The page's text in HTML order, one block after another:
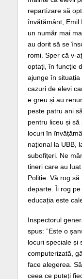
repartizare să
învățământ, Emil
un număr mai
au dorit să se
romi. Sper că v-
optați, în funcție
ajunge în situația
cazuri de elevi
e greu și au
peste patru ani
pentru liceu și
locuri în
național la UBB,
subofițeri. Ne
tineri care au
Poliție. Vă rog
departe. Îi rog pe
educația este
Inspectorul
spus: ”Este o
locuri speciale și
computerizată,
face alegerea.
ceea ce puteți